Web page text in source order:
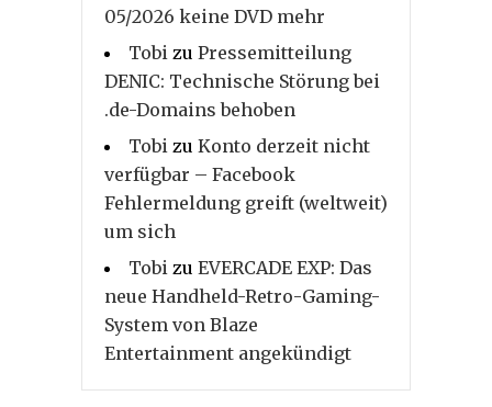
05/2026 keine DVD mehr
Tobi zu Pressemitteilung
DENIC: Technische Störung bei
.de-Domains behoben
Tobi zu Konto derzeit nicht
verfügbar – Facebook
Fehlermeldung greift (weltweit)
um sich
Tobi zu EVERCADE EXP: Das
neue Handheld-Retro-Gaming-
System von Blaze
Entertainment angekündigt